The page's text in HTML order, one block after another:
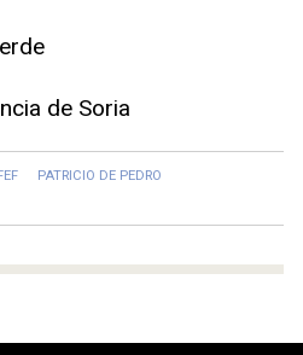
de Soria
PATRICIO DE PEDRO